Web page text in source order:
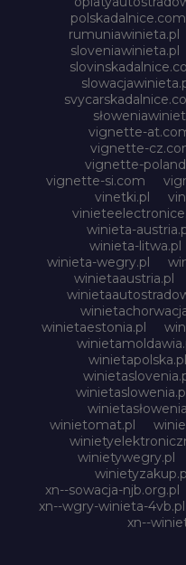
polskadalnice.com
rumuniawinieta.pl
sloveniawinieta.pl
vignette-
vignette-
vignette-
vignette-si.com
vinetki.pl
winieta-
winieta-litwa.pl
winieta-wegry.pl
winietaaustria.pl
winietaestonia.pl
winietapolska.pl
winietomat.pl
winietywegry.pl
xn--sowacja-njb.org.pl
xn--wgry-winieta-4vb.pl
xn--